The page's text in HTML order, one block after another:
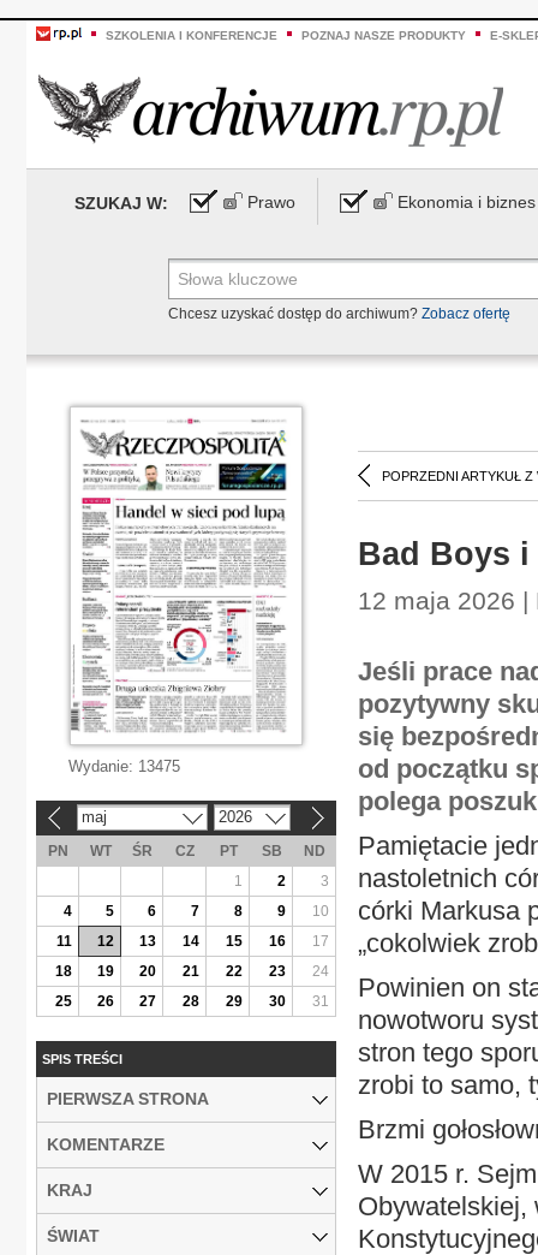
SZKOLENIA I KONFERENCJE POZNAJ NASZE PRODUKTY E-
SZUKAJ W: Prawo Ekonomia i biznes
Chcesz uzyskać dostęp do archiwum? Zobacz ofertę
POPRZEDNI ARTYKUŁ Z
Bad Boys
12 maja 2026 |
Jeśli prace
pozytywny
się
od początku
polega
Pamiętacie
nastoletnich
córki Markusa
„cokolwiek
Powinien on
nowotworu
stron tego
zrobi to samo,
Brzmi
W 2015 r.
Obywatelskiej,
Wydanie: 13475
maj 2026
PN WT ŚR CZ PT SB
ND
1
2
3
4
5 6 7 8 9
10
11
12 13 14 15 16
17
18
19 20 21 22 23
24
25
26 27 28 29 30 31
SPIS TREŚCI
PIERWSZA STRONA
KOMENTARZE
KRAJ
ŚWIAT